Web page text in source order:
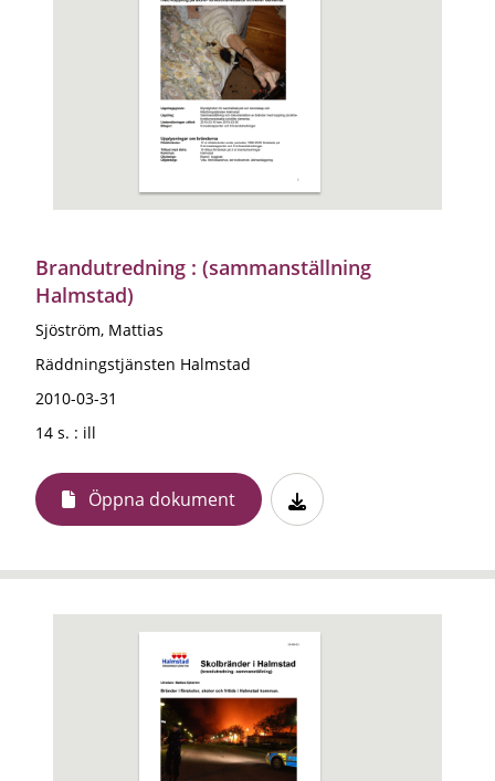
Brandutredning : (sammanställning
Halmstad)
Sjöström, Mattias
Räddningstjänsten Halmstad
2010-03-31
14 s. : ill
Öppna dokument